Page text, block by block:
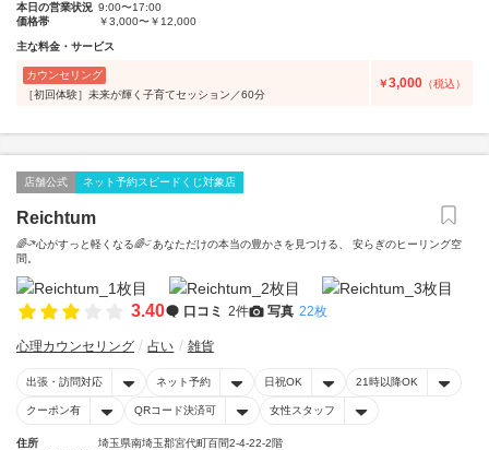
本日の営業状況 9:00〜17:00
価格帯
￥3,000〜￥12,000
主な料金・サービス
カウンセリング
［初回体験］未来が輝く子育てセッション／60分
￥3,000 （税込）
店舗公式 ネット予約スピードくじ対象店
Reichtum
🌈ᵕ̈*心がすっと軽くなる🌈ᵕ̈ あなただけの本当の豊かさを見つける、 安らぎのヒーリング空
間。
3.40 口コミ 2件 写真 22枚
心理カウンセリング 占い 雑貨
出張・訪問対応 ネット予約 日祝OK 21時以降OK
クーポン有 QRコード決済可 女性スタッフ
住所
埼玉県南埼玉郡宮代町百間2-4-22-2階